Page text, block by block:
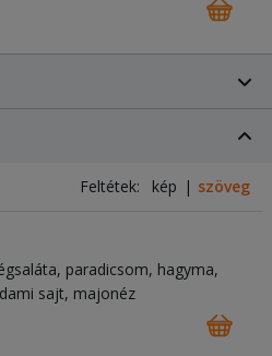
Feltétek: kép szöveg
paradicsom, hagyma,
sajt, majonéz